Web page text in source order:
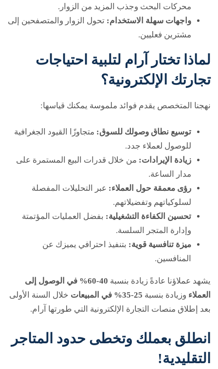
محركات البحث وجذب المزيد من الزوار.
واجهات سهلة الاستخدام: تحول الزوار والمتصفحين إلى
مشترين فعليين.
لماذا تختار آرام لتلبية احتياجات
تجارتك الإلكترونية؟
نهجنا المتخصص يقدم فوائد ملموسة يمكنك قياسها:
توسيع نطاق وصولك للسوق: متجاوزًا القيود الجغرافية
للوصول لعملاء جدد.
زيادة الإيرادات: من خلال قدرات البيع المستمرة على
مدار الساعة.
رؤى معمقة حول العملاء: عبر التحليلات المفصلة
لسلوكياتهم وتفضيلاتهم.
تحسين الكفاءة التشغيلية: بفضل العمليات المؤتمتة
وإدارة المتجر السلسة.
ميزة تنافسية قوية: بتنفيذ احترافي يميزك عن
المنافسين.
يشهد عملاؤنا عادةً زيادة بنسبة
40-60% في الوصول إلى
العملاء وزيادة بنسبة 25-35% في المبيعات
خلال السنة الأولى
بعد إطلاق منصات التجارة الإلكترونية التي طورتها آرام.
انطلق بعملك وتخطى حدود المتاجر
التقليدية!